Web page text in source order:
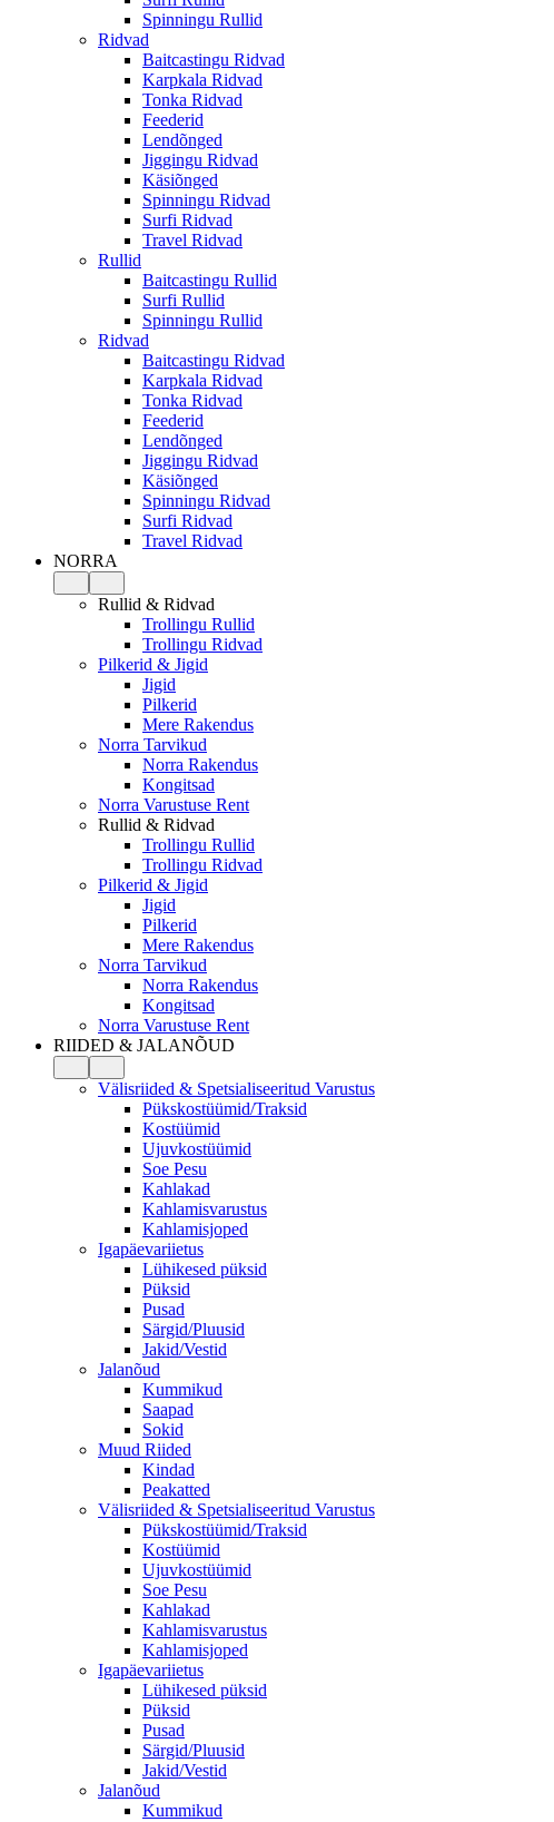
Spinningu Rullid
Ridvad
Baitcastingu Ridvad
Karpkala Ridvad
Tonka Ridvad
Feederid
Lendõnged
Jiggingu Ridvad
Käsiõnged
Spinningu Ridvad
Surfi Ridvad
Travel Ridvad
Rullid
Baitcastingu Rullid
Surfi Rullid
Spinningu Rullid
Ridvad
Baitcastingu Ridvad
Karpkala Ridvad
Tonka Ridvad
Feederid
Lendõnged
Jiggingu Ridvad
Käsiõnged
Spinningu Ridvad
Surfi Ridvad
Travel Ridvad
NORRA
Rullid & Ridvad
Trollingu Rullid
Trollingu Ridvad
Pilkerid & Jigid
Jigid
Pilkerid
Mere Rakendus
Norra Tarvikud
Norra Rakendus
Kongitsad
Norra Varustuse Rent
Rullid & Ridvad
Trollingu Rullid
Trollingu Ridvad
Pilkerid & Jigid
Jigid
Pilkerid
Mere Rakendus
Norra Tarvikud
Norra Rakendus
Kongitsad
Norra Varustuse Rent
RIIDED & JALANÕUD
Välisriided & Spetsialiseeritud Varustus
Pükskostüümid/Traksid
Kostüümid
Ujuvkostüümid
Soe Pesu
Kahlakad
Kahlamisvarustus
Kahlamisjoped
Igapäevariietus
Lühikesed püksid
Püksid
Pusad
Särgid/Pluusid
Jakid/Vestid
Jalanõud
Kummikud
Saapad
Sokid
Muud Riided
Kindad
Peakatted
Välisriided & Spetsialiseeritud Varustus
Pükskostüümid/Traksid
Kostüümid
Ujuvkostüümid
Soe Pesu
Kahlakad
Kahlamisvarustus
Kahlamisjoped
Igapäevariietus
Lühikesed püksid
Püksid
Pusad
Särgid/Pluusid
Jakid/Vestid
Jalanõud
Kummikud